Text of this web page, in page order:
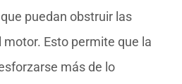
puedan obstruir las
Esto permite que la
más de lo